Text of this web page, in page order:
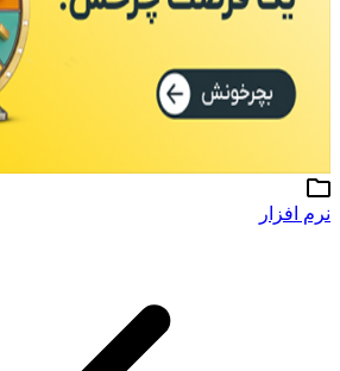
نرم افزار